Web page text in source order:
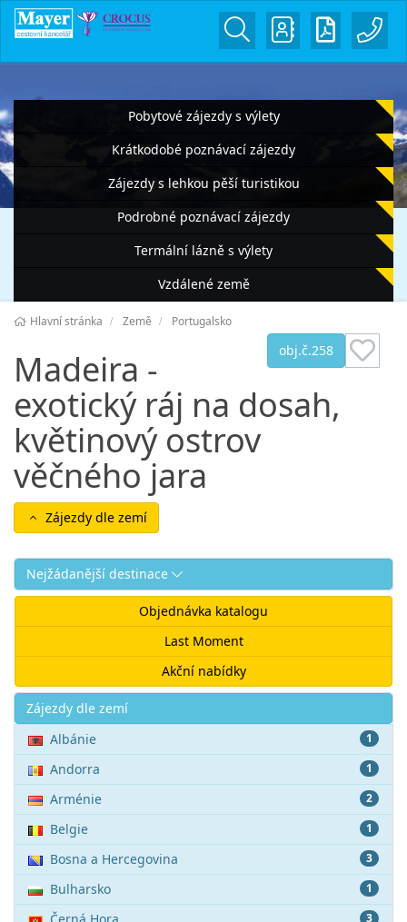
Pobytové zájezdy s výlety
Krátkodobé poznávací zájezdy
Zájezdy s lehkou pěší turistikou
Podrobné poznávací zájezdy
Termální lázně s výlety
Vzdálené země
Hlavní stránka Země Portugalsko
obj.č.258
Madeira -
exotický ráj na dosah,
květinový ostrov
věčného jara
Zájezdy dle zemí
Nejžádanější destinace
Objednávka katalogu
Last Moment
Akční nabídky
Akce
Zájezdy dle zemí
1
Albánie
1
Andorra
2
Arménie
1
Belgie
3
Bosna a Hercegovina
1
Bulharsko
3